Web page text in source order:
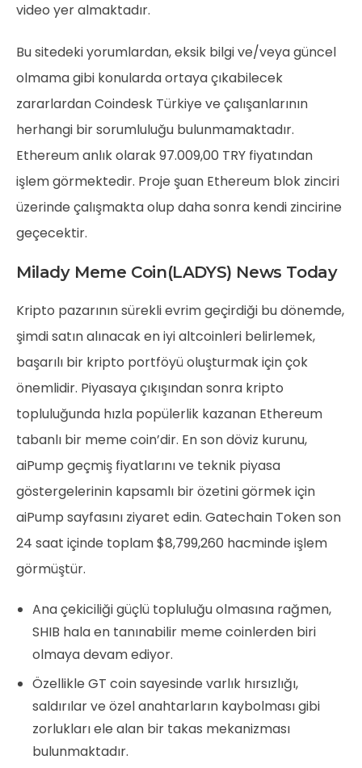
video yer almaktadır.
Bu sitedeki yorumlardan, eksik bilgi ve/veya güncel
olmama gibi konularda ortaya çıkabilecek
zararlardan Coindesk Türkiye ve çalışanlarının
herhangi bir sorumluluğu bulunmamaktadır.
Ethereum anlık olarak 97.009,00 TRY fiyatından
işlem görmektedir. Proje şuan Ethereum blok zinciri
üzerinde çalışmakta olup daha sonra kendi zincirine
geçecektir.
Milady Meme Coin(LADYS) News Today
Kripto pazarının sürekli evrim geçirdiği bu dönemde,
şimdi satın alınacak en iyi altcoinleri belirlemek,
başarılı bir kripto portföyü oluşturmak için çok
önemlidir. Piyasaya çıkışından sonra kripto
topluluğunda hızla popülerlik kazanan Ethereum
tabanlı bir meme coin’dir. En son döviz kurunu,
aiPump geçmiş fiyatlarını ve teknik piyasa
göstergelerinin kapsamlı bir özetini görmek için
aiPump sayfasını ziyaret edin. Gatechain Token son
24 saat içinde toplam $8,799,260 hacminde işlem
görmüştür.
Ana çekiciliği güçlü topluluğu olmasına rağmen,
SHIB hala en tanınabilir meme coinlerden biri
olmaya devam ediyor.
Özellikle GT coin sayesinde varlık hırsızlığı,
saldırılar ve özel anahtarların kaybolması gibi
zorlukları ele alan bir takas mekanizması
bulunmaktadır.